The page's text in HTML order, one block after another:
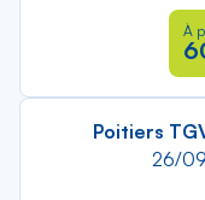
À
Poitiers
26/